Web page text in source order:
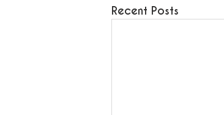
Recent Posts